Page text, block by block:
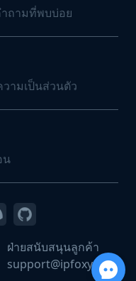
ถามที่พบบ่อย
ามเป็นส่วนตัว
น
ฝ่ายสนับสนุนลูกค้า
support@ipfoxy.com